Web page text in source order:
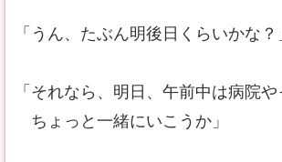
「うん、たぶん明後日くらいかな？
「それなら、明日、午前中は病院や
ちょっと一緒にいこうか」